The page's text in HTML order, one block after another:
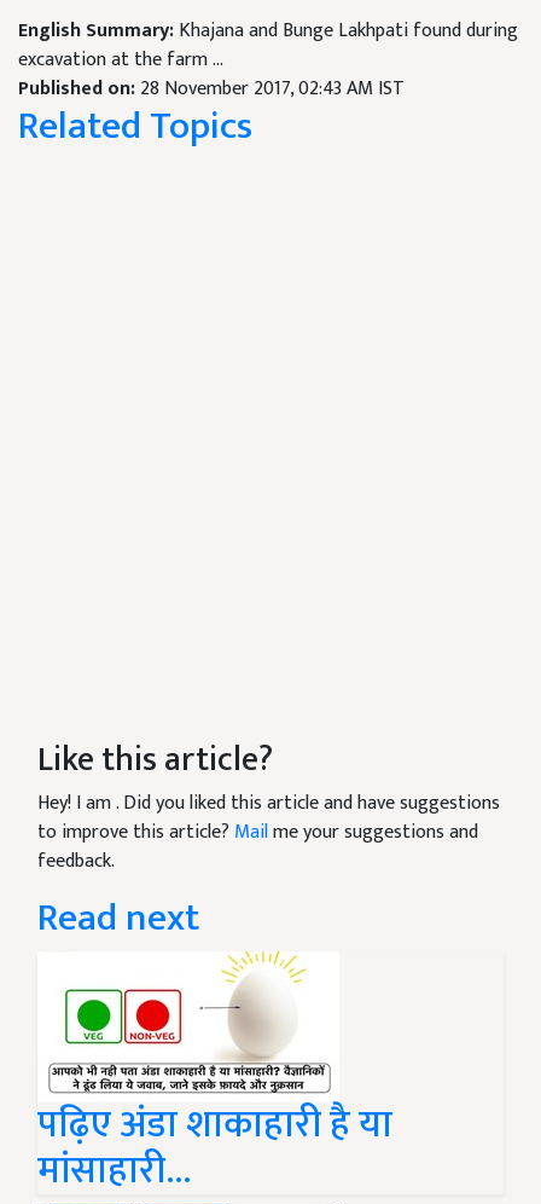
English Summary:Khajana and Bunge Lakhpati found during
excavation at the farm ...
Published on:28 November 2017, 02:43 AM IST
Related Topics
Like this article?
Hey! I am. Did you liked this article and have suggestions
to improve this article? Mailme your suggestions and
feedback.
Read next
पढ़िए अंडा शाकाहारी है या
मांसाहारी...